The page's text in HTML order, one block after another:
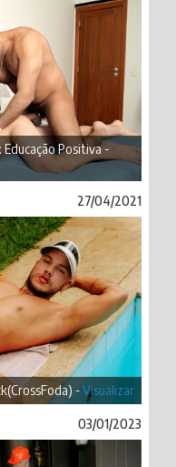
Educação Positiva -
27/04/2021
-Visualizar
03/01/2023